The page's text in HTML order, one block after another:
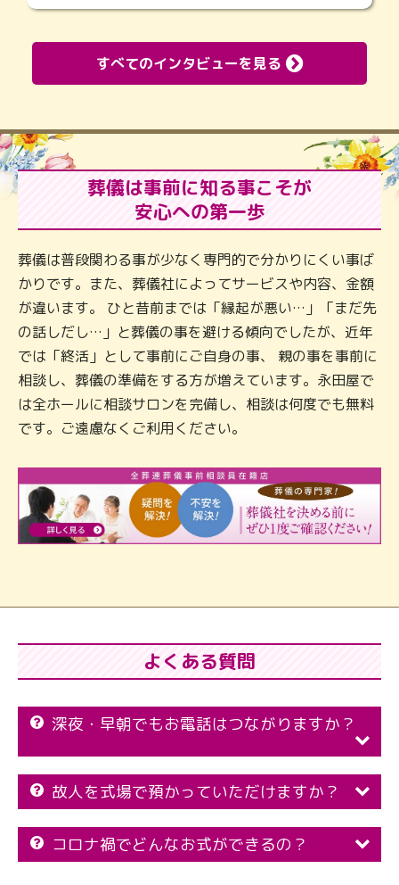
すべてのインタビューを見る
葬儀は事前に知る事こそが
安心への第一歩
葬儀は普段関わる事が少なく専門的で分かりにくい事ば
かりです。また、葬儀社によってサービスや内容、金額
が違います。 ひと昔前までは「縁起が悪い…」「まだ先
の話しだし…」と葬儀の事を避ける傾向でしたが、近年
では「終活」として事前にご自身の事、 親の事を事前に
相談し、葬儀の準備をする方が増えています。永田屋で
は全ホールに相談サロンを完備し、相談は何度でも無料
です。ご遠慮なくご利用ください。
よくある質問
深夜・早朝でもお電話はつながりますか？
故人を式場で預かっていただけますか？
コロナ禍でどんなお式ができるの？